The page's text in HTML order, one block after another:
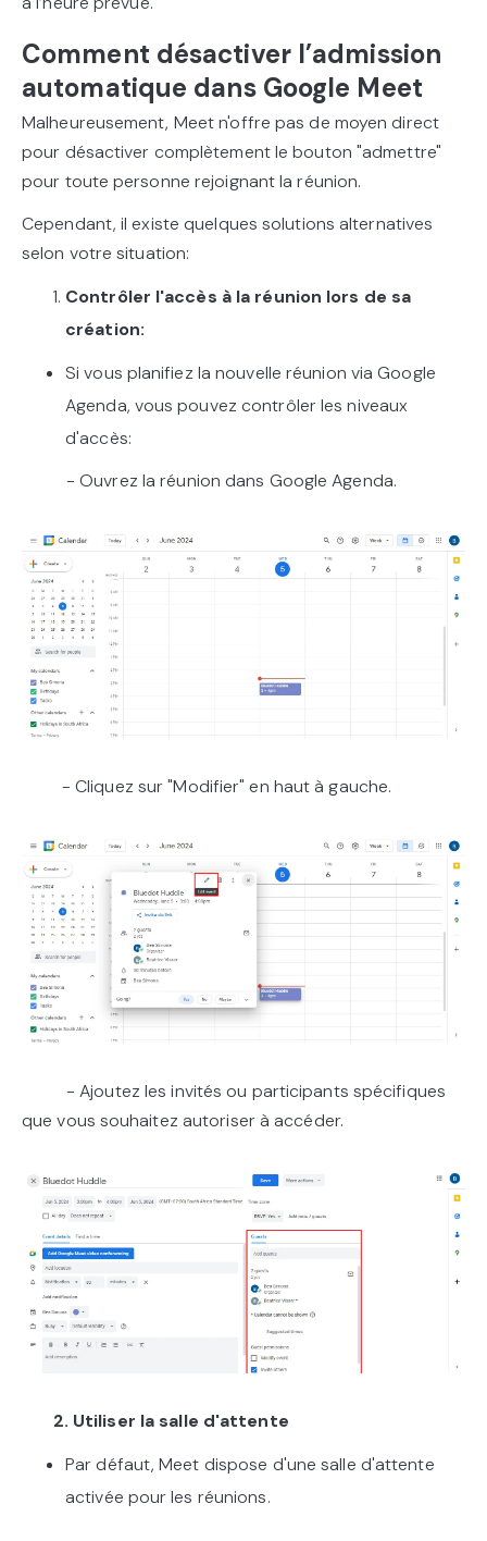
Comment désactiver l’admission
automatique dans Google Meet
Malheureusement, Meet n'offre pas de moyen direct
pour désactiver complètement le bouton "admettre"
pour toute personne rejoignant la réunion.
Cependant, il existe quelques solutions alternatives
selon votre situation:
Contrôler l'accès à la réunion lors de sa
création:
Si vous planifiez la nouvelle réunion via Google
Agenda, vous pouvez contrôler les niveaux
d'accès:
- Ouvrez la réunion dans Google Agenda.
- Cliquez sur "Modifier" en haut à gauche.
- Ajoutez les invités ou participants spécifiques
que vous souhaitez autoriser à accéder.
2. Utiliser la salle d'attente
Par défaut, Meet dispose d'une salle d'attente
activée pour les réunions.